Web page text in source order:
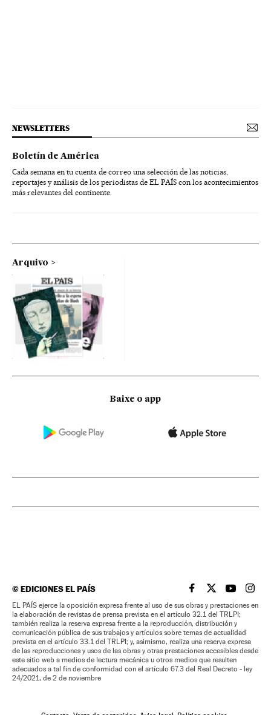
NEWSLETTERS
Boletín de América
Cada semana en tu cuenta de correo una selección de las noticias,
reportajes y análisis de los periodistas de EL PAÍS con los acontecimientos
más relevantes del continente.
Arquivo
Baixe o app
©EDICIONES EL PAÍS EL PAÍS BRASIL EN
EL PAÍSEL PAÍS
EL
EL PAÍS ejerce la oposición expresa frente al uso de sus obras y prestaciones en
la elaboración de revistas de prensa prevista en el artículo 32.1 del TRLPI;
también realiza la reserva expresa frente a la reproducción, distribución y
comunicación pública de sus trabajos y artículos sobre temas de actualidad
prevista en el artículo 33.1 del TRLPI; y, asimismo, realiza una reserva expresa
de las reproducciones y usos de las obras y otras prestaciones accesibles desde
este sitio web a medios de lectura mecánica u otros medios que resulten
adecuados a tal fin de conformidad con el artículo 67.3 del Real Decreto - ley
24/2021, de 2 de noviembre